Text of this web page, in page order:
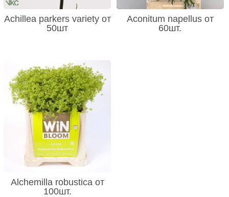
Achillea parkers variety от
50шт
Aconitum napellus от
60шт.
Alchemilla robustica от
100шт.